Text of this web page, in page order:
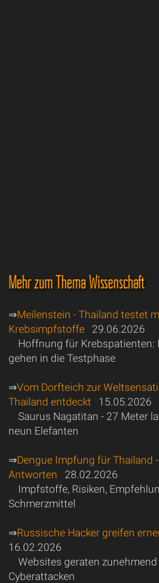
Mehr zum Thema Wissenschaft
⇒Meilenstein - Thailand testet
Krebsimpfstoffe29.06.2026
Hoffnung für
gehen in die Testphase
⇒Vom Dorfteich zur
Thailand entdeckt 15.05.2026
Saurus Nagatitan - 27 Meter
neun Elefanten
⇒Dengue Impfung für Thailand
Antworten 28.02.2026
Impfstoffe, Risiken,
Schmerzmittel
⇒Russische Hacker greifen
16.02.2026
Websites geraten
Cyberattacken